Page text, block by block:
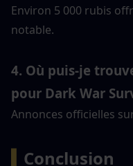
Environ 5 000 rubis
notable.
4. Où puis-je
pour Dark War
Annonces officielles
Conclusion